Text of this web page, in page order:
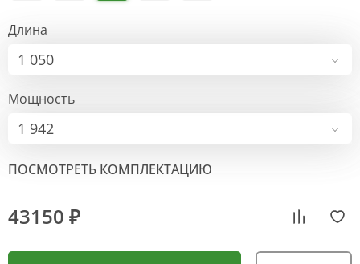
Длина
1 050
Мощность
1 942
ПОСМОТРЕТЬ КОМПЛЕКТАЦИЮ
43150 ₽